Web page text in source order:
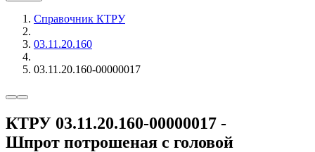
Справочник КТРУ
03.11.20.160
03.11.20.160-00000017
КТРУ 03.11.20.160-00000017 -
Шпрот потрошеная с головой